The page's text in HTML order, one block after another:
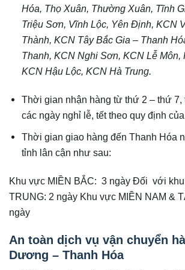
Hóa, Thọ Xuân, Thường Xuân, Tĩnh
Triệu Sơn, Vĩnh Lộc, Yên Định, KCN
Thành, KCN Tây Bắc Gia – Thanh
Thanh, KCN Nghi Sơn, KCN Lễ Môn,
KCN Hậu Lộc, KCN Hà Trung.
Thời gian nhận hàng từ thứ 2 – thứ 7,
các ngày nghỉ lễ, tết theo quy định
Thời gian giao hàng đến Thanh Hóa
tỉnh lân cận như sau:
Khu vực MIỀN BẮC: 3 ngày Đối với
TRUNG: 2 ngày Khu vực MIỀN NAM &
ngày
An toàn dịch vụ vận chuyển
Dương – Thanh Hóa